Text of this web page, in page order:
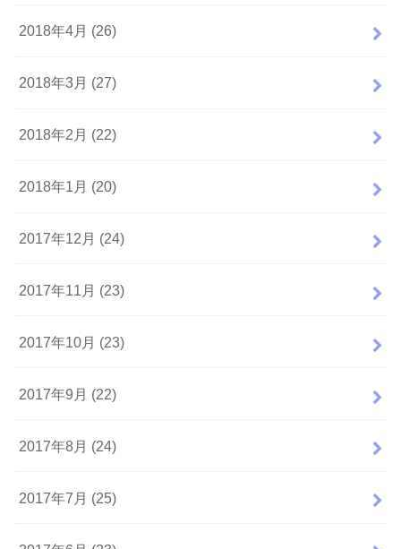
2018年4月 (26)
2018年3月 (27)
2018年2月 (22)
2018年1月 (20)
2017年12月 (24)
2017年11月 (23)
2017年10月 (23)
2017年9月 (22)
2017年8月 (24)
2017年7月 (25)